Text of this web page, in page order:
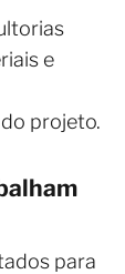
e
projeto.
para